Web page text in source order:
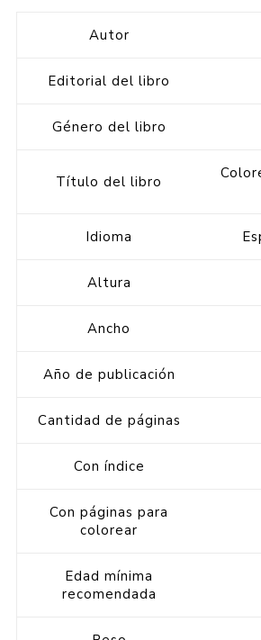
Autor
Editorial del libro
Género del libro
Título del libro
Idioma
Altura
Ancho
Año de publicación
Cantidad de páginas
Con índice
Con páginas para
colorear
Edad mínima
recomendada